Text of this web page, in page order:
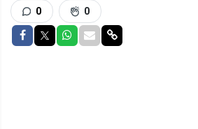
0 0
Delen op Facebook
Delen op Twitter
Delen op Whatsapp
Delen via Mail
Delen via link